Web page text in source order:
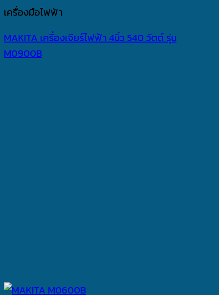
เครื่องมือไฟฟ้า
MAKITA เครื่องเจียร์ไฟฟ้า 4นิ้ว 540 วัตต์ รุ่น
M0900B